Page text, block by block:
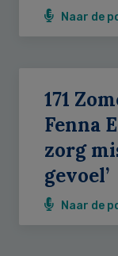
Naar de
171
Fenna
zorg
gevoel’
Naar de